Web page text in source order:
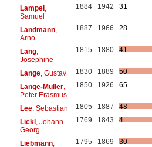
Lampel ,
Samuel
1884 1942 31
Landmann,
Arno
1887 1966 28
Lang,
Josephine
1815 1880 41
Lange, Gustav 1830 1889
50
Lange-Müller,
Peter Erasmus
1850 1926 65
Lee, Sebastian 1805 1887
48
Lickl , Johann
Georg
1769 1843 4
Liebmann,
1795 1869 30